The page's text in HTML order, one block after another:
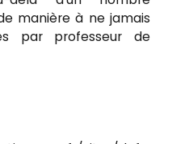
manière à ne jamais
par professeur de